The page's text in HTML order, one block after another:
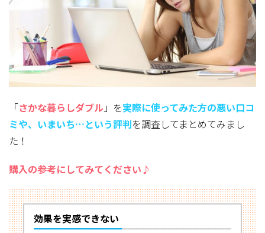
「さかな暮らしダブル 」を実際に使ってみた方の悪い口コ
ミや、いまいち…という評判を調査してまとめてみまし
た！
購入の参考にしてみてください♪
効果を実感できない